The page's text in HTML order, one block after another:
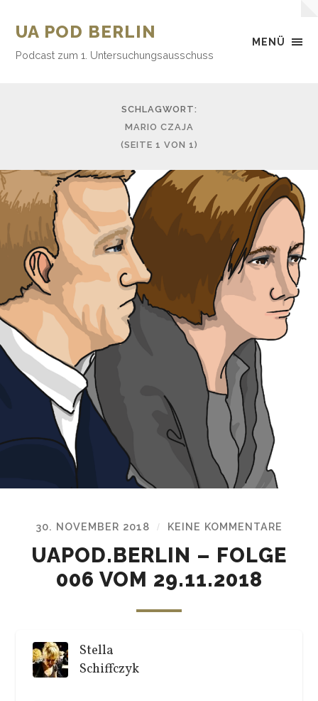
MENÜ
UA POD BERLIN
Podcast zum 1. Untersuchungsausschuss
SCHLAGWORT:
MARIO CZAJA
(SEITE 1 VON 1)
30. NOVEMBER 2018 / KEINE KOMMENTARE
UAPOD.BERLIN – FOLGE
006 VOM 29.11.2018
Stella
Schiffczyk